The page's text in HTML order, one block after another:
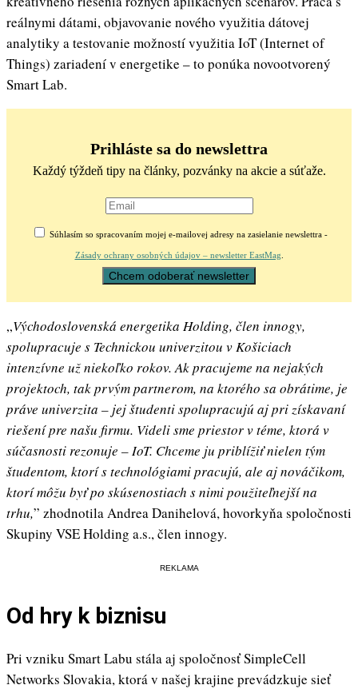
reálnymi dátami, objavovanie nového využitia dátovej
analytiky a testovanie možností využitia IoT (Internet of
Things) zariadení v energetike – to ponúka novootvorený
Smart Lab.
Prihláste sa do newslettra
Každý týždeň tipy na články, pozvánky na akcie a súťaže.
Súhlasím so spracovaním mojej e-mailovej adresy na zasielanie newslettra -
Zásady ochrany osobných údajov – newsletter EastMag
„Východoslovenská energetika Holding, člen innogy,
spolupracuje s Technickou univerzitou v Košiciach
intenzívne už niekoľko rokov. Ak pracujeme na nejakých
projektoch, tak prvým partnerom, na ktorého sa obrátime, je
práve univerzita – jej študenti spolupracujú aj pri získavaní
riešení pre našu firmu. Videli sme priestor v téme, ktorá v
súčasnosti rezonuje – IoT. Chceme ju priblížiť nielen tým
študentom, ktorí s technológiami pracujú, ale aj nováčikom,
ktorí môžu byť po skúsenostiach s nimi použiteľnejší na
trhu,” zhodnotila Andrea Danihelová, hovorkyňa spoločnosti
Skupiny VSE Holding a.s., člen innogy.
REKLAMA
Od hry k biznisu
Pri vzniku Smart Labu stála aj spoločnosť SimpleCell
Networks Slovakia, ktorá v našej krajine prevádzkuje sieť